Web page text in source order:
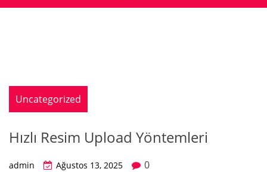
Uncategorized
Hızlı Resim Upload Yöntemleri
admin Ağustos 13, 2025
0